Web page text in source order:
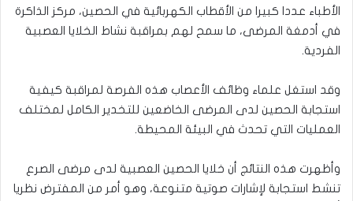
الأطباء عددا كبيرا من الأقطاب الكهربائية في الحصين، مركز الذاكرة
في أدمغة المرضى، ما سمح لهم بمراقبة نشاط الخلايا العصبية
الفردية.
وقد استغل علماء وظائف الأعصاب هذه الفرصة لمراقبة كيفية
استجابة الحصين لدى المرضى الخاضعين للتخدير الكامل لمختلف
العمليات التي تحدث في البيئة المحيطة.
وأظهرت هذه النتائج أن خلايا الحصين العصبية لدى مرضى الصرع
تنشط استجابة لإشارات صوتية متنوعة، وهو أمر من المفترض نظريا